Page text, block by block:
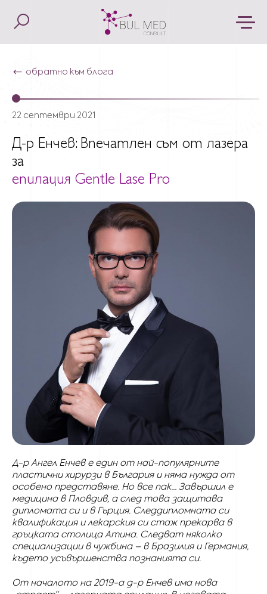
обратно към блога
22 септември 2021
Д-р Енчев: Впечатлен съм от лазера
за
епилация Gentle Lase Pro
Д-р Ангел Енчев е един от най-популярните
пластични хирурзи в България и няма нужда от
особено представяне. Но все пак… Завършил е
медицина в Пловдив, а след това защитава
дипломата си и в Гърция. Следдипломната си
квалификация и лекарския си стаж прекарва в
гръцката столица Атина. Следват няколко
специализации в чужбина – в Бразилия и Германия,
където усъвършенства познанията си.
От началото на 2019-а д-р Енчев има нова